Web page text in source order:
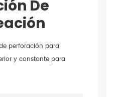
De
de perforación para
y constante para